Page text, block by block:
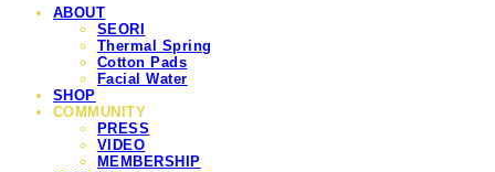
ABOUT
SEORI
Thermal Spring
Cotton Pads
Facial Water
SHOP
COMMUNITY
PRESS
VIDEO
MEMBERSHIP